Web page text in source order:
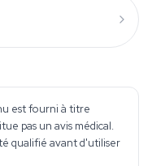
est fourni à titre
pas un avis médical.
qualifié avant d'utiliser